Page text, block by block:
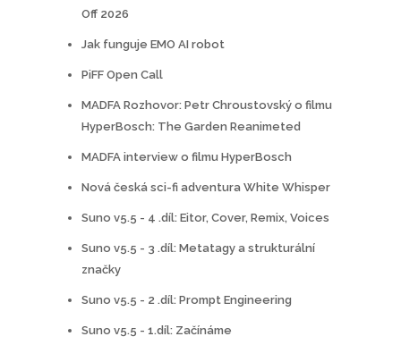
Off 2026
Jak funguje EMO AI robot
PiFF Open Call
MADFA Rozhovor: Petr Chroustovský o filmu
HyperBosch: The Garden Reanimeted
MADFA interview o filmu HyperBosch
Nová česká sci-fi adventura White Whisper
Suno v5.5 - 4 .díl: Eitor, Cover, Remix, Voices
Suno v5.5 - 3 .díl: Metatagy a strukturální
značky
Suno v5.5 - 2 .díl: Prompt Engineering
Suno v5.5 - 1.díl: Začínáme